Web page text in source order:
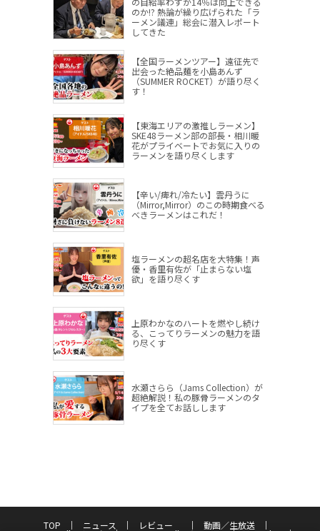
のか!? 熱論が繰り広げられた「ラ
ーメン議連」総会に潜入レポート
してきた
【全国ラーメンツアー】遠征先で
出会った絶品麺を小島あんず
（SUMMER ROCKET）が語り尽く
す！
【東海エリアの激推しラーメン】
SKE48ラーメン部の部長・相川暖
花がプライベートでお気に入りの
ラーメンを語り尽くします
【辛い/痺れ/冷たい】雲丹うに
（Mirror,Mirror）のこの時期食べる
べきラーメンはこれだ！
塩ラーメンの超名店を大特集！声
優・香里有佐が「止まらない塩
欲」を語り尽くす
上原わかなのハートを燃やし続け
る、こってりラーメンの魅力を語
り尽くす
水瀬さらら（Jams Collection）が
超絶解説！私の豚骨ラーメンのタ
イプを全てお話しします
TOP ニュース レビュー 動画／生放送